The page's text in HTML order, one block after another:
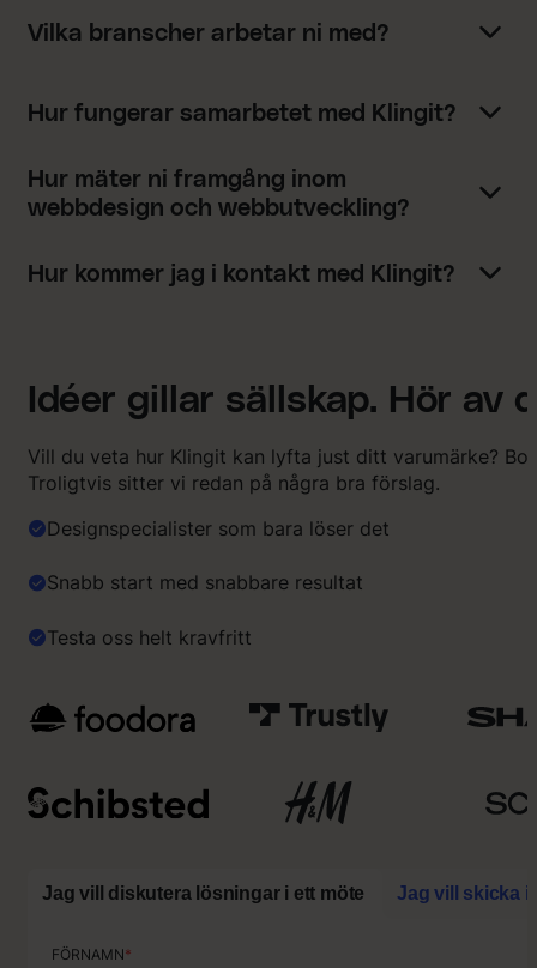
Vilka branscher arbetar ni med?
Hur fungerar samarbetet med Klingit?
Hur mäter ni framgång inom
webbdesign och webbutveckling?
Hur kommer jag i kontakt med Klingit?
Idéer gillar sällskap. Hör av
Vill du veta hur Klingit kan lyfta just ditt varumärke?
Troligtvis sitter vi redan på några bra förslag.
Designspecialister som bara löser det
Snabb start med snabbare resultat
Testa oss helt kravfritt
Jag vill diskutera lösningar i ett möte Jag vill skicka
FÖRNAMN*
FÖRNAMN*